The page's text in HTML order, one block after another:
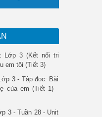
Lớp 3 (Kết nối tri
em tôi (Tiết 3)
3 - Tập đọc: Bài
của em (Tiết 1) -
3 - Tuần 28 - Unit